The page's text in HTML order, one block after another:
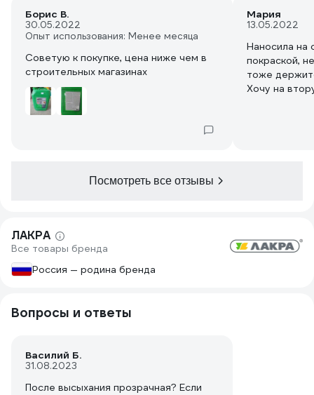
Борис В.
30.05.2022
Опыт использования: Менее месяца
Советую к покупке, цена ниже чем в
строительных магазинах
Мария
13.05.2022
Наносила на
покраской,
тоже
Хочу на
Посмотреть все отзывы
ЛАКРА
Все товары бренда
Россия — родина бренда
Вопросы и ответы
Василий Б.
31.08.2023
После высыхания прозрачная? Если